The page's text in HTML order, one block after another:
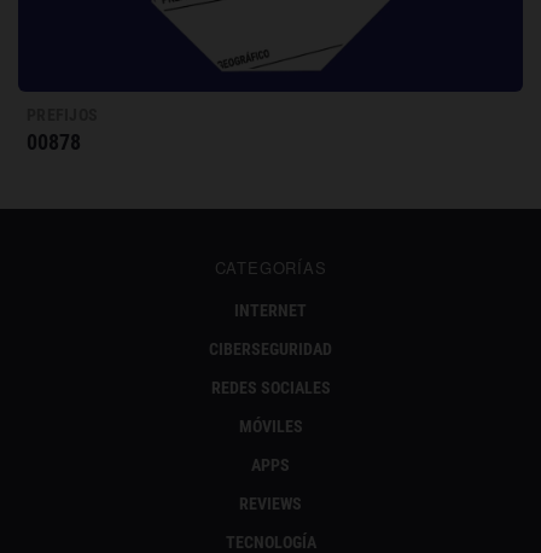
00878
CATEGORÍAS
INTERNET
CIBERSEGURIDAD
REDES SOCIALES
MÓVILES
APPS
REVIEWS
TECNOLOGÍA